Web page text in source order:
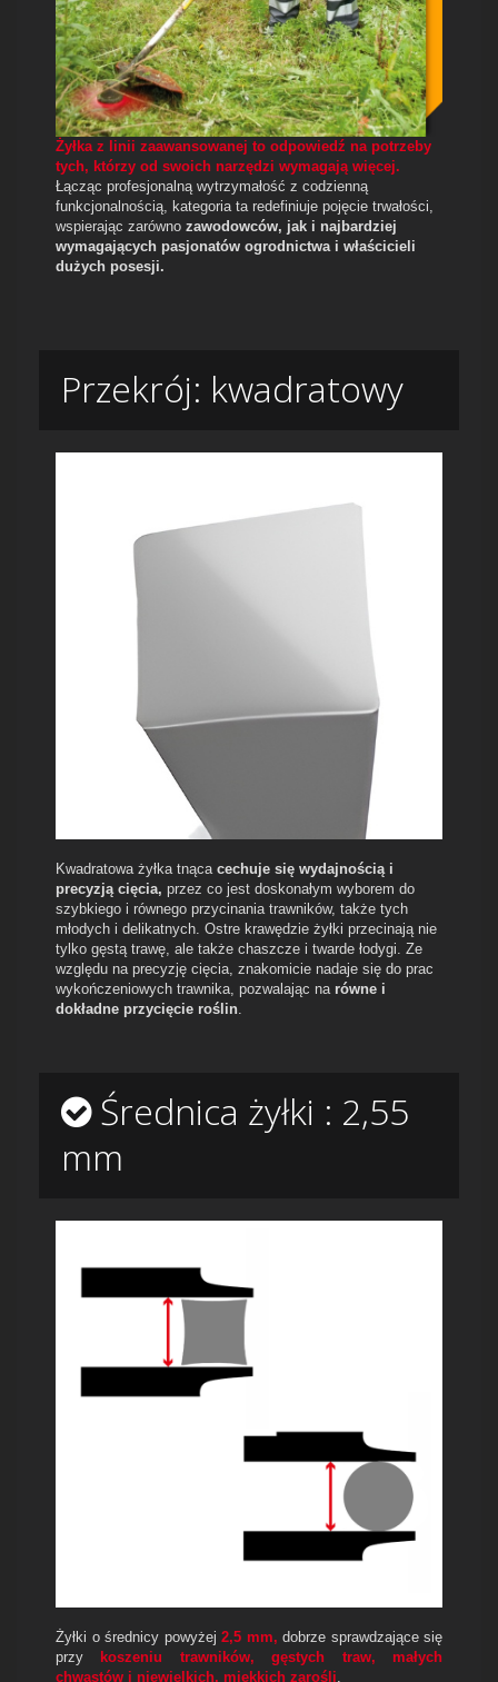
Żyłka z linii zaawansowanej to odpowiedź na potrzeby
tych, którzy od swoich narzędzi wymagają więcej.
Łącząc profesjonalną wytrzymałość z codzienną
funkcjonalnością, kategoria ta redefiniuje pojęcie trwałości,
wspierając zarówno zawodowców, jak i najbardziej
wymagających pasjonatów ogrodnictwa i właścicieli
dużych posesji.
Przekrój: kwadratowy
Kwadratowa żyłka tnąca cechuje się wydajnością i
precyzją cięcia, przez co jest doskonałym wyborem do
szybkiego i równego przycinania trawników, także tych
młodych i delikatnych. Ostre krawędzie żyłki przecinają nie
tylko gęstą trawę, ale także chaszcze i twarde łodygi. Ze
względu na precyzję cięcia, znakomicie nadaje się do prac
wykończeniowych trawnika, pozwalając na równe i
dokładne przycięcie roślin
Średnica żyłki : 2,55
mm
Żyłki o średnicy powyżej 2,5 mm, dobrze sprawdzające się
przy
koszeniu trawników, gęstych traw, małych
chwastów i niewielkich, miękkich zarośli